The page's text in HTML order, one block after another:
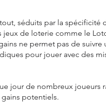
séduits par la spécificité
de loterie comme le
ne permet pas de suivre
pour jouer avec des
jour de nombreux joueurs
gains potentiels.